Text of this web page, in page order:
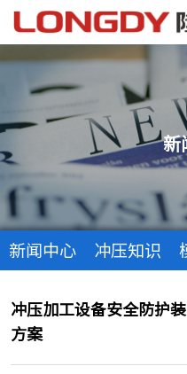
新
新闻中心 冲压知识
冲压加工设备安全防护
方案